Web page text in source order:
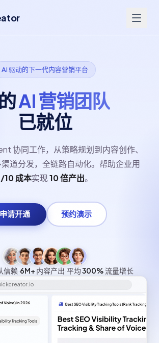
AI 驱动的下一代内容营销平台
AI 营销团队
已就位
协同工作，从策略规划到内容创作、
道分发，全链路自动化。帮助企业用
10 成本实现10 倍产出。
申请开通 预约演示
信赖·6M+ 内容产出·平均300%流量增长